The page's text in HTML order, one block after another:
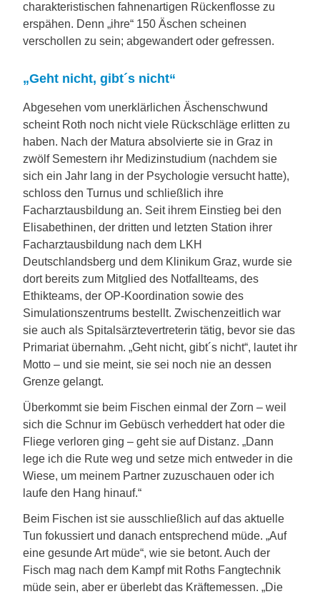
charakteristischen fahnenartigen Rückenflosse zu
erspähen. Denn „ihre“ 150 Äschen scheinen
verschollen zu sein; abgewandert oder gefressen.
„Geht nicht, gibt´s nicht“
Abgesehen vom unerklärlichen Äschenschwund
scheint Roth noch nicht viele Rückschläge erlitten zu
haben. Nach der Matura absolvierte sie in Graz in
zwölf Semestern ihr Medizinstudium (nachdem sie
sich ein Jahr lang in der Psychologie versucht hatte),
schloss den Turnus und schließlich ihre
Facharztausbildung an. Seit ihrem Einstieg bei den
Elisabethinen, der dritten und letzten Station ihrer
Facharztausbildung nach dem LKH
Deutschlandsberg und dem Klinikum Graz, wurde sie
dort bereits zum Mitglied des Notfallteams, des
Ethikteams, der OP-Koordination sowie des
Simulationszentrums bestellt. Zwischenzeitlich war
sie auch als Spitalsärztevertreterin tätig, bevor sie das
Primariat übernahm. „Geht nicht, gibt´s nicht“, lautet ihr
Motto – und sie meint, sie sei noch nie an dessen
Grenze gelangt.
Überkommt sie beim Fischen einmal der Zorn – weil
sich die Schnur im Gebüsch verheddert hat oder die
Fliege verloren ging – geht sie auf Distanz. „Dann
lege ich die Rute weg und setze mich entweder in die
Wiese, um meinem Partner zuzuschauen oder ich
laufe den Hang hinauf.“
Beim Fischen ist sie ausschließlich auf das aktuelle
Tun fokussiert und danach entsprechend müde. „Auf
eine gesunde Art müde“, wie sie betont. Auch der
Fisch mag nach dem Kampf mit Roths Fangtechnik
müde sein, aber er überlebt das Kräftemessen. „Die